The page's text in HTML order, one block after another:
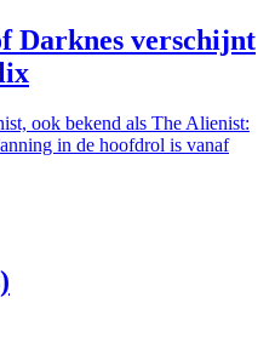
Darknes verschijnt
ook bekend als The Alienist:
in de hoofdrol is vanaf